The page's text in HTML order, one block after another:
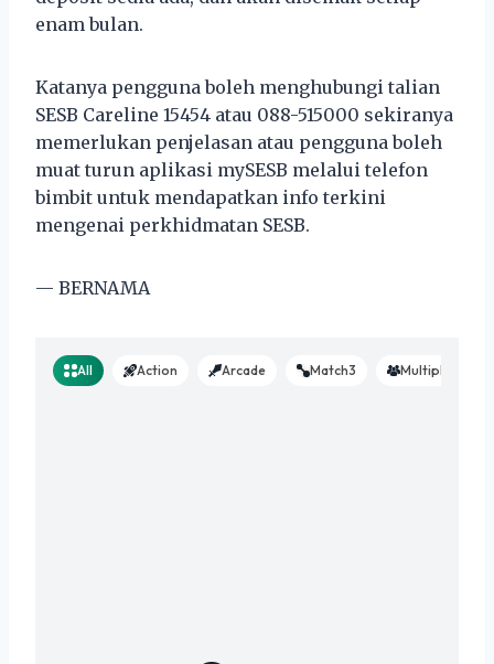
enam bulan.
Katanya pengguna boleh menghubungi talian
SESB Careline 15454 atau 088-515000 sekiranya
memerlukan penjelasan atau pengguna boleh
muat turun aplikasi mySESB melalui telefon
bimbit untuk mendapatkan info terkini
mengenai perkhidmatan SESB.
— BERNAMA